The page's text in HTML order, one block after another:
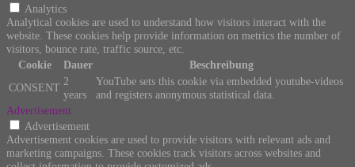
Analytics
Analytical cookies are used to understand how visitors interact with the
website. These cookies help provide information on metrics the number of
visitors, bounce rate, traffic source, etc.
Cookie
Dauer
Beschreibung
CONSENT 2
years
YouTube sets this cookie via embedded youtube-videos
and registers anonymous statistical data.
Advertisement
Advertisement
Advertisement cookies are used to provide visitors with relevant ads and
marketing campaigns. These cookies track visitors across websites and